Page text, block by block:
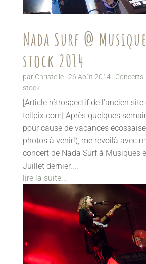
Nada Surf @
stock 2014
par Christelle| 26 Août 2014| Concerts,
stock
[Article rétrospectif de l’ancien site
tellpix.com] Après quelques
pour cause de vacances
photos à venir!), me revoilà avec
concert de Nada Surf à Musiques
Juillet dernier....
lire la suite...